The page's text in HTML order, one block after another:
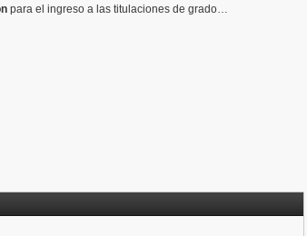
para el ingreso a las titulaciones de grado…